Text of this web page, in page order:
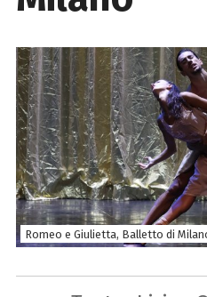
Romeo e Giulietta, Balletto di